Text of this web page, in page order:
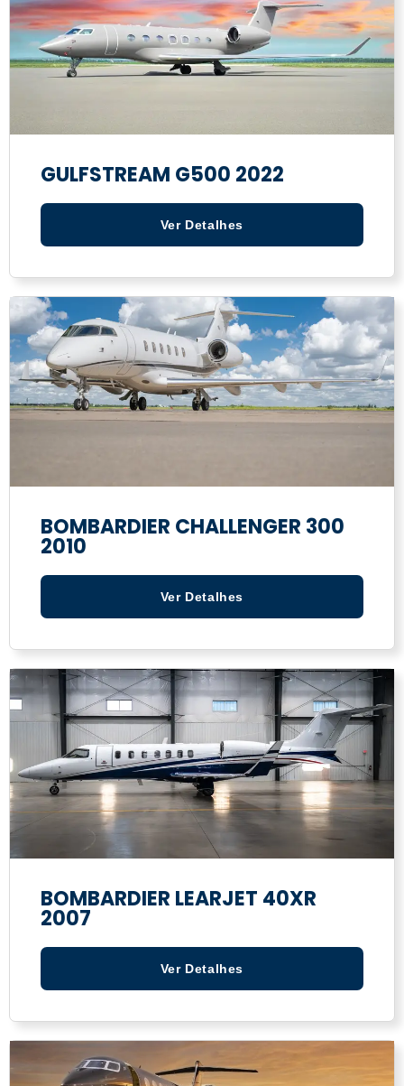
GULFSTREAM G500 2022
Ver Detalhes
BOMBARDIER CHALLENGER 300
2010
Ver Detalhes
BOMBARDIER LEARJET 40XR
2007
Ver Detalhes